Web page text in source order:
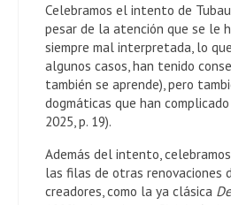
Celebramos el intento de
pesar de la atención que se le
siempre mal interpretada, lo
algunos casos, han tenido
también se aprende), pero
dogmáticas que han
2025, p. 19).
Además del intento,
las filas de otras renovaciones
creadores, como la ya clásica